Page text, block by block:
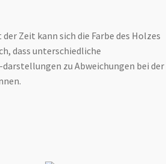
Zeit kann sich die Farbe des Holzes
dass unterschiedliche
zu Abweichungen bei der